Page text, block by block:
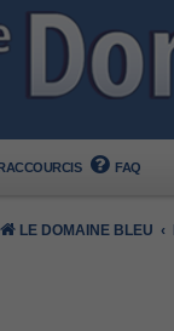
FAQ
LE DOMAINE BLEU